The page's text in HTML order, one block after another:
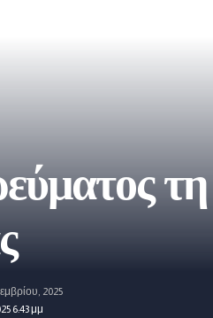
6:43 μμ
2025